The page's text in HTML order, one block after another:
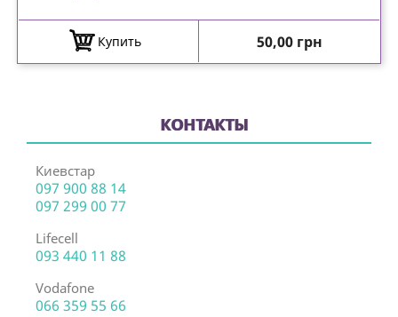
Купить Цена
50,00 грн
КОНТАКТЫ
Киевстар
097 900 88 14
097 299 00 77
Lifecell
093 440 11 88
Vodafone
066 359 55 66